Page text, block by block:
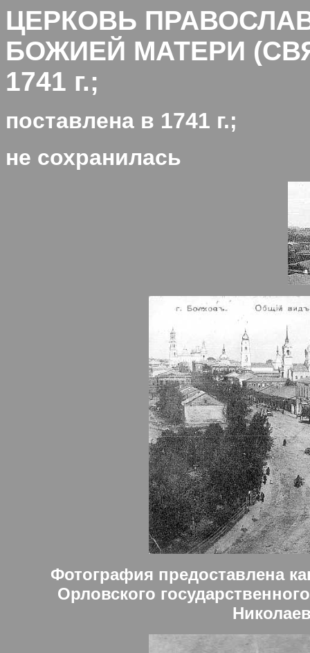
ЦЕРКОВЬ
БОЖИЕЙ МАТЕРИ
1741 г.;
поставлена в 1741 г.;
не сохранилась
Фотография предоставлена
Орловского